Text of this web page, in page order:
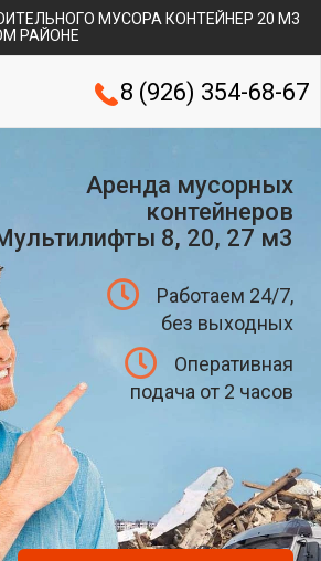
МУСОРА КОНТЕЙНЕР 20 М3
РАЙОНЕ
8 (926) 354-68-67
Аренда мусорных
контейнеров
8, 20, 27 м3
Работаем 24/7,
без выходных
Оперативная
подача от 2 часов